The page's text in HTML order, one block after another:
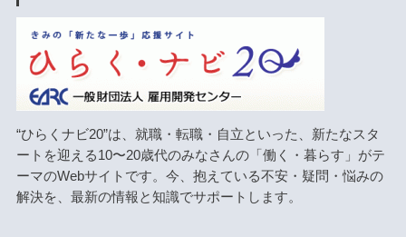
“ひらくナビ20”は、就職・転職・自立といった、新たなスタ
ートを迎える10〜20歳代のみなさんの「働く・暮らす」がテ
ーマのWebサイトです。今、抱えている不安・疑問・悩みの
解決を、最新の情報と知識でサポートします。